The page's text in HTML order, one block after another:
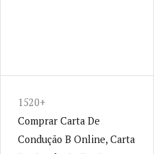
1520+
Comprar Carta De
Condução B Online, Carta